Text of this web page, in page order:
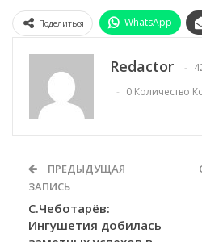
Поделиться WhatsApp
Redactor
0 Количество
ПРЕДЫДУЩАЯ
ЗАПИСЬ
С.Чеботарёв:
Ингушетия добилась